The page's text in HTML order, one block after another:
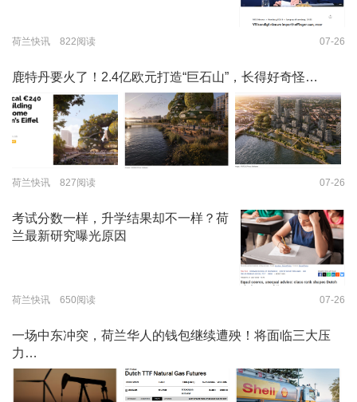
荷兰快讯 822阅读 07-26
鹿特丹要火了！2.4亿欧元打造“巨石山”，长得好奇怪…
荷兰快讯 827阅读 07-26
考试分数一样，升学结果却不一样？荷
兰最新研究曝光原因
荷兰快讯 650阅读 07-26
一场中东冲突，荷兰华人的钱包继续遭殃！将面临三大压
力…